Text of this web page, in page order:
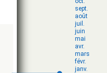
sept.
août
juil.
juin
mai
avr.
mars
févr.
janv.